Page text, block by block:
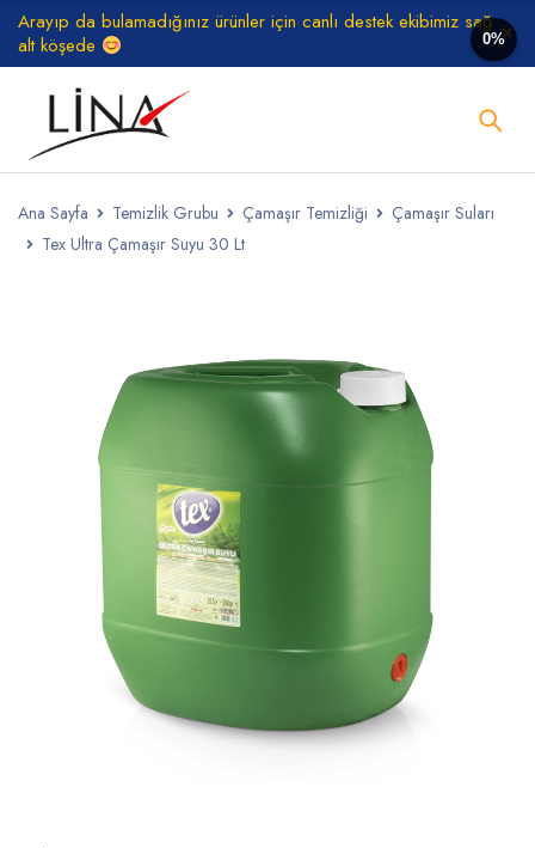
Arayıp da bulamadığınız ürünler için canlı destek ekibimiz sağ
alt köşede
Ana Sayfa Temizlik Grubu Çamaşır Temizliği
Çamaşır Suları
Tex Ultra Çamaşır Suyu 30 Lt
0%